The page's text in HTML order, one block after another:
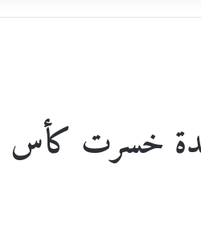
خسرت كأس